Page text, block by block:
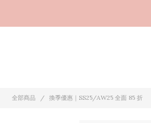
全部商品 換季優惠｜SS25/AW25 全面 85 折